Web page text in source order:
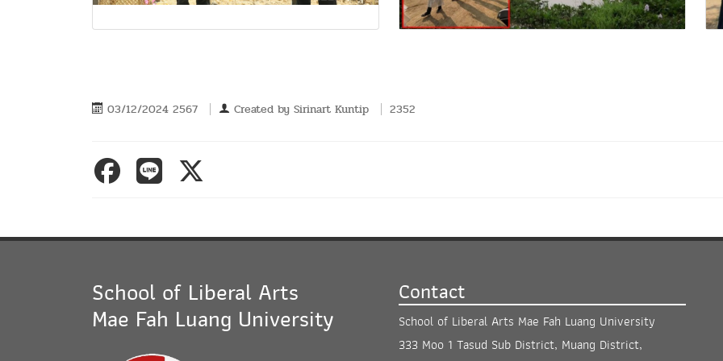
03/12/2024 2567 Created by Sirinart Kuntip 2352
School of Liberal Arts
Mae Fah Luang University
Contact
School of Liberal Arts Mae Fah Luang University
333 Moo 1 Tasud Sub District, Muang District,